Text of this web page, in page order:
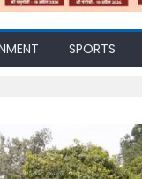
SPORTS